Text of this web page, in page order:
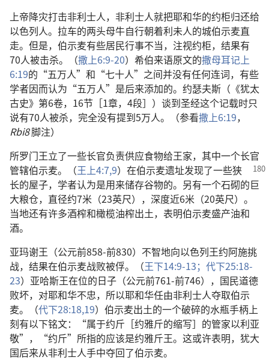
上帝降灾打击非利士人，非利士人就把耶和华的约柜归还给
以色列人。拉车的两头母牛自行朝着利未人的城伯示麦直
走。但是，伯示麦有些居民行事不当，注视约柜，结果有
70人被击杀。（撒上6:9-20）希伯来语原文的撒母耳记上
6:19的“五万人”和“七十人”之间并没有任何连词，有些
学者因而认为“五万人”是后来添加的。约瑟夫斯（《犹太
古史》第6卷，16节［1章，4段］）谈到圣经这个记载时只
说有70人被杀，完全没有提到5万人。（参看撒上6:19，
Rbi8脚注）
所罗门王立了一些长官负责供应食物给王家，其中一个长官
管辖伯示麦。（王上4:7,9）在伯示麦遗址发现了一些狭
长的屋子，学者认为是用来储存谷物的。另有一个石砌的巨
大粮仓，直径约7米（23英尺），深度近6米（20英尺）。
当地还有许多酒榨和橄榄油榨出土，表明伯示麦盛产油和
酒。
亚玛谢王（公元前858-前830）不智地向以色列王约阿施挑
战，结果在伯示麦战败被俘。（王下14:9-13； 代下25:18-
23）亚哈斯王在位的日子（公元前761-前746），国民道德
败坏，对耶和华不忠，所以耶和华任由非利士人夺取伯示
麦。（代下28:18,19）伯示麦出土的一个破碎的水瓶手柄上
刻有以下铭文：“属于约斤［约雅斤的缩写］的管家以利亚
敬”，“约斤”所指的应该是约雅斤王。这或许表明，犹大
国后来从非利士人手中夺回了伯示麦。